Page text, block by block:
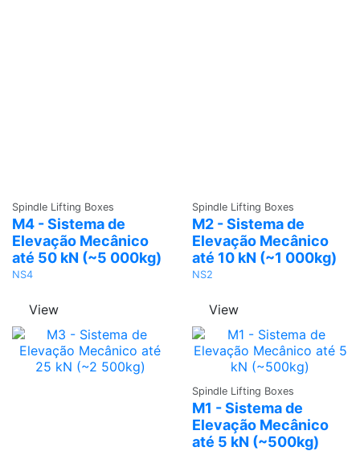
Quote
Spindle Lifting Boxes
M4 - Sistema de
Elevação Mecânico
até 50 kN (~5 000kg)
NS4
View
Quote
Spindle Lifting Boxes
M2 - Sistema de
Elevação Mecânico
até 10 kN (~1 000kg)
NS2
View
Quote
Spindle Lifting Boxes
M1 - Sistema de
Elevação Mecânico
até 5 kN (~500kg)